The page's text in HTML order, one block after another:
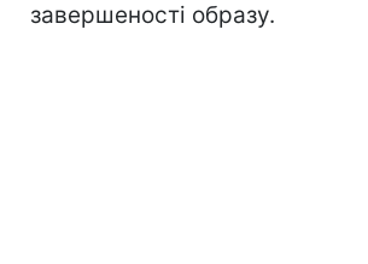
завершеності образу.